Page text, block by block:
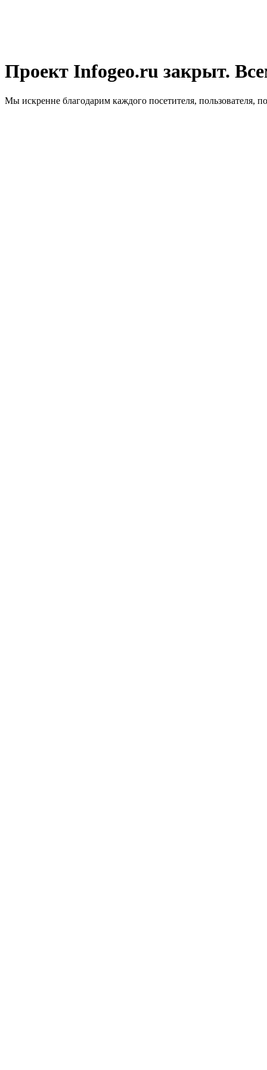
Проект Infogeo.ru закрыт.
Мы искренне благодарим каждого посетителя, пользователя,